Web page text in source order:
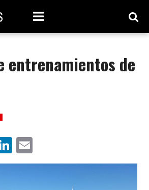
entrenamientos de
LinkedIn
Email